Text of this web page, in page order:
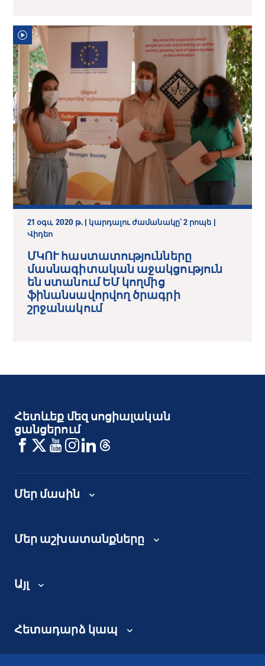
21 օգս, 2020 թ. | կարդալու ժամանակը՝ 2 րոպե |
Վիդեո
ՄԿՈՒ հաստատությունները
մասնագիտական աջակցություն
են ստանում ԵՄ կողմից
ֆինանսավորվող ծրագրի
շրջանակում
Հետևեք մեզ սոցիալական
ցանցերում
Մեր մասին
Մեր աշխատանքները
Այլ
Հետադարձ կապ